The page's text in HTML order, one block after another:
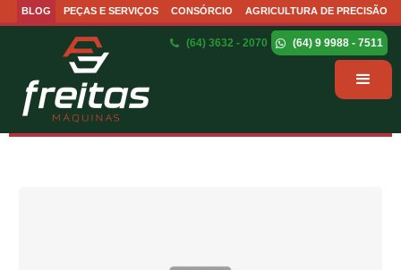
BLOG PEÇAS E SERVIÇOS CONSÓRCIO AGRICULTURA DE PRECISÃO
(64) 3632 - 2070 (64) 9 9988 - 7511